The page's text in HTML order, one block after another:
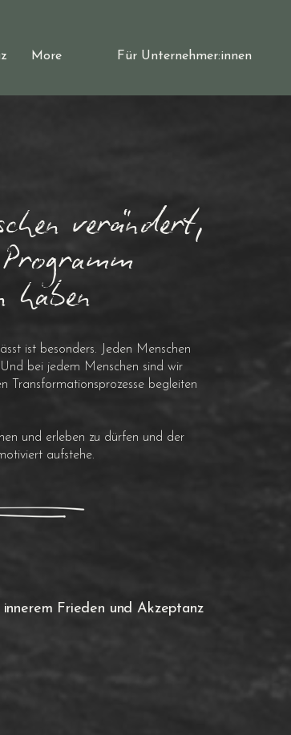
More Für Unternehmer:innen
verändert,
haben
ist besonders. Jeden Menschen
bei jedem Menschen sind wir
Transformationsprozesse begleiten
und erleben zu dürfen und der
aufstehe.
Frieden und Akzeptanz